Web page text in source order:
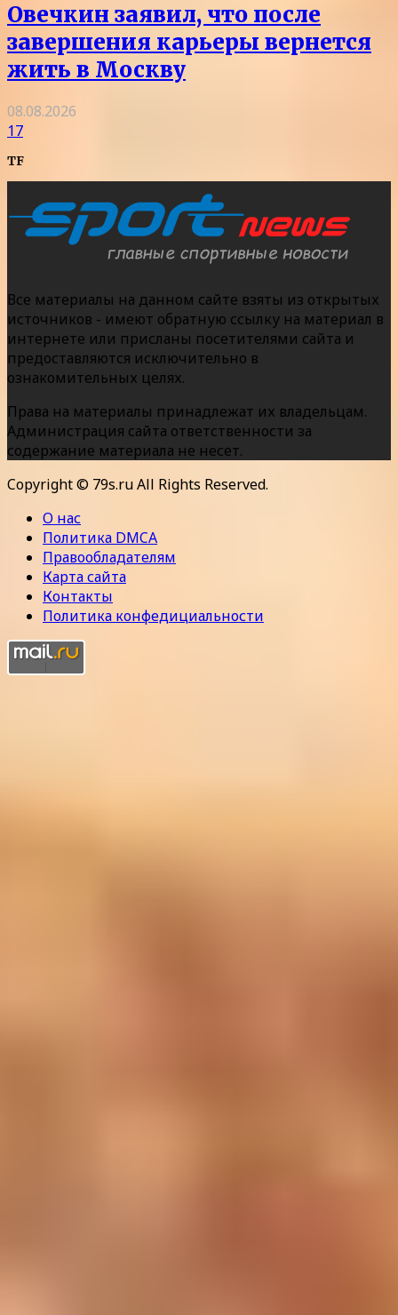
Овечкин заявил, что после
завершения карьеры вернется
жить в Москву
08.08.2026
17
TF
Все материалы на данном сайте взяты из открытых
источников - имеют обратную ссылку на материал в
интернете или присланы посетителями сайта и
предоставляются исключительно в
ознакомительных целях.
Права на материалы принадлежат их владельцам.
Администрация сайта ответственности за
содержание материала не несет.
Copyright © 79s.ru All Rights Reserved.
О нас
Политика DMCA
Правообладателям
Карта сайта
Контакты
Политика конфедициальности